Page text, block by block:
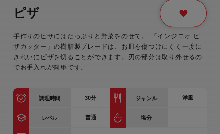
ピザ
手作りのピザにはたっぷりと野菜をのせて。 「インジニオ ピ
ザカッター」の樹脂製ブレードは、お皿を傷つけにくく一度に
きれいにピザを切ることができます。刃の部分は取り外せるの
でお手入れが簡単です。
調理時間 30分 ジャンル 洋風
レベル 普通 塩分